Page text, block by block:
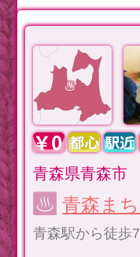
青森県青森市
青森ま
青森駅から徒歩7